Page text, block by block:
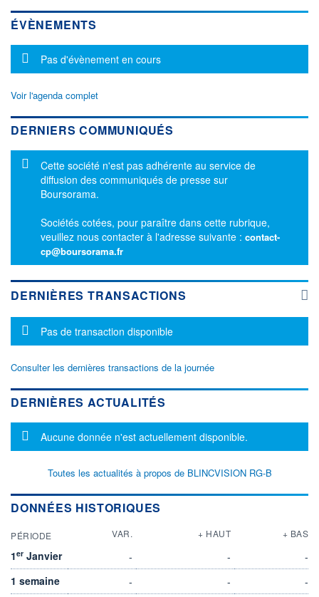
ÉVÈNEMENTS
Message d'information
Pas d'évènement en cours
Voir l'agenda complet
DERNIERS COMMUNIQUÉS
Message d'information
Cette société n'est pas adhérente au service de
diffusion des communiqués de presse sur
Boursorama.
Sociétés cotées, pour paraître dans cette rubrique,
veuillez nous contacter à l'adresse suivante : contact-
cp@boursorama.fr
DERNIÈRES TRANSACTIONS
Message d'information
Pas de transaction disponible
Consulter les dernières transactions de la journée
DERNIÈRES ACTUALITÉS
Message d'information
Aucune donnée n'est actuellement disponible.
Toutes les actualités à propos de BLINCVISION RG-B
DONNÉES HISTORIQUES
PÉRIODE VAR. + HAUT + BAS
1er Janvier - -
-
1 semaine
- -
-